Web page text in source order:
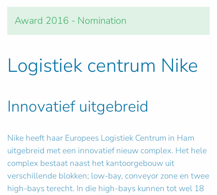
Award 2016 - Nomination
Logistiek centrum Nike
Innovatief uitgebreid
Nike heeft haar Europees Logistiek Centrum in Ham
uitgebreid met een innovatief nieuw complex. Het hele
complex bestaat naast het kantoorgebouw uit
verschillende blokken; low-bay, conveyor zone en twee
high-bays terecht. In die high-bays kunnen tot wel 18